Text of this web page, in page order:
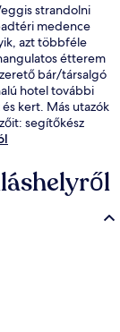
strandolni
medence
azt többféle
étterem
bár/társalgó
hotel további
kert. Más utazók
segítőkész